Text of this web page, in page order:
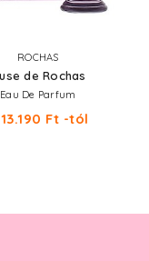
ROCHAS
de Rochas
Eau De Parfum
13.190 Ft -tól